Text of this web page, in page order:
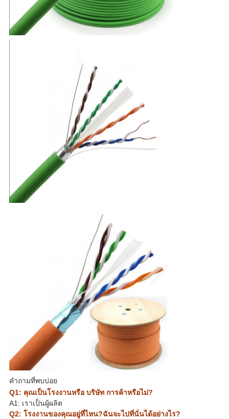
คำถามที่พบบ่อย
Q1: คุณเป็นโรงงานหรือ บริษัท การค้าหรือไม่?
A1: เราเป็นผู้ผลิต
Q2: โรงงานของคุณอยู่ที่ไหน?ฉันจะไปที่นั่นได้อย่างไร?